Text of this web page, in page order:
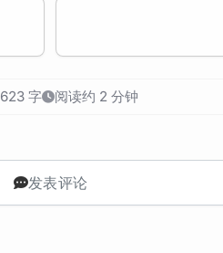
623 字 阅读约 2 分钟
发表评论